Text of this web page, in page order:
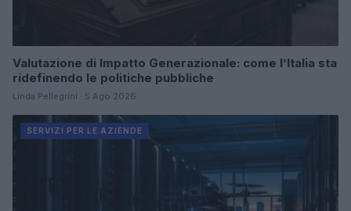
Valutazione di Impatto Generazionale: come l’Italia sta
ridefinendo le politiche pubbliche
Linda Pellegrini · 5 Ago 2026
SERVIZI PER LE AZIENDE